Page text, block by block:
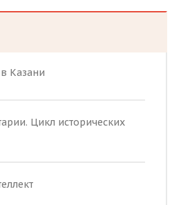
Казани
Цикл исторических